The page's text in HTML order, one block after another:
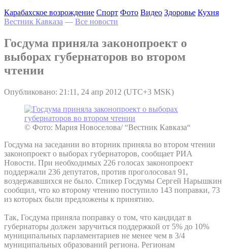
Карабахское возрождение Спорт Фото Видео Здоровье Кухня
Вестник Кавказа — Все новости
Госдума приняла законопроект о
выборах губернаторов во втором
чтении
Опубликовано: 21:11, 24 апр 2012 (UTC+3 MSK)
© Фото: Мария Новоселова/ “Вестник Кавказа“
Госдума на заседании во вторник приняла во втором чтении
законопроект о выборах губернаторов, сообщает РИА
Новости. При необходимых 226 голосах законопроект
поддержали 236 депутатов, против проголосовал 91,
воздержавшихся не было. Спикер Госдумы Сергей Нарышкин
сообщил, что ко второму чтению поступило 143 поправки, 73
из которых были предложены к принятию.
Так, Госдума приняла поправку о том, что кандидат в
губернаторы должен заручиться поддержкой от 5% до 10%
муниципальных парламентариев не менее чем в 3/4
муниципальных образований региона. Регионам